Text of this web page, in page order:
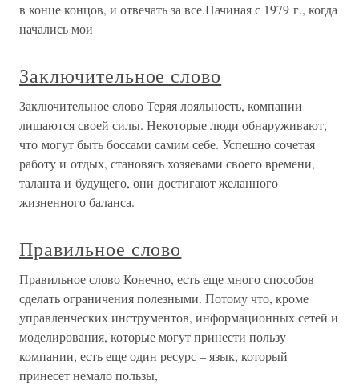
в конце концов, и отвечать за все.Начиная с 1979 г., когда
начались мои
Заключительное слово
Заключительное слово Теряя лояльность, компании
лишаются своей силы. Некоторые люди обнаруживают,
что могут быть боссами самим себе. Успешно сочетая
работу и отдых, становясь хозяевами своего времени,
таланта и будущего, они достигают желанного
жизненного баланса.
Правильное слово
Правильное слово Конечно, есть еще много способов
сделать ограничения полезными. Потому что, кроме
управленческих инструментов, информационных сетей и
моделирования, которые могут принести пользу
компании, есть еще один ресурс – язык, который
принесет немало пользы,